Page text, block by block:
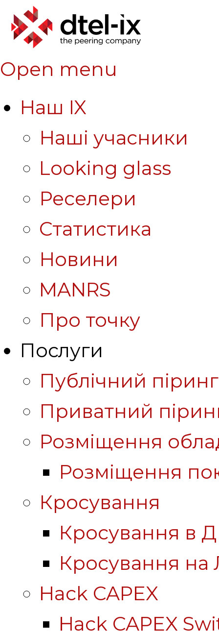
Open menu
Наш IX
Наші учасники
Looking glass
Реселери
Статистика
Новини
MANRS
Про точку
Послуги
Публічний піринг
Приватний
Розміщення
Розміщення
Кросування
Кросування в
Кросування на
Hack CAPEX
Hack CAPEX